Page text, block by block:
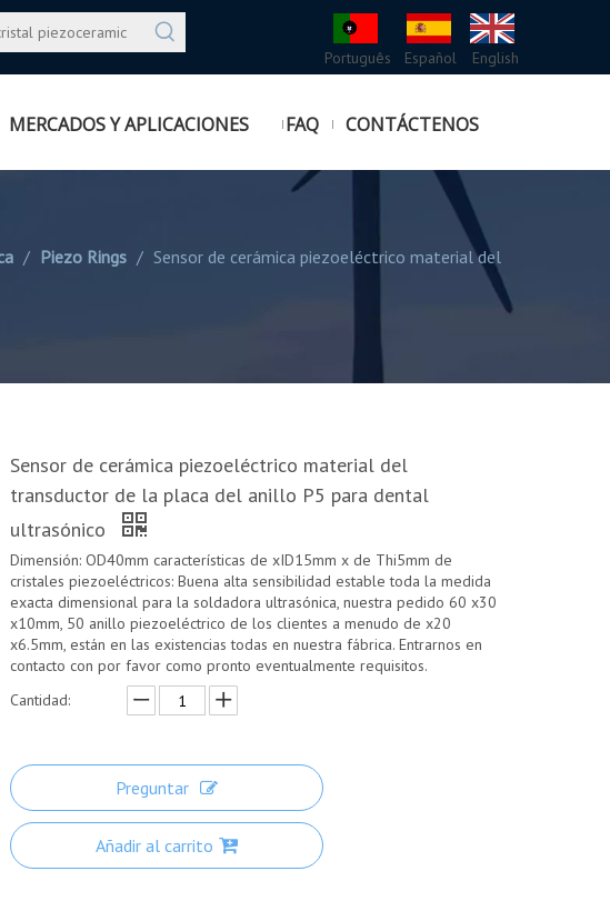
Português Español English
MERCADOS Y APLICACIONES FAQ CONTÁCTENOS
/ Piezo Rings / Sensor de cerámica piezoeléctrico material del
Sensor de cerámica piezoeléctrico material del
transductor de la placa del anillo P5 para dental
ultrasónico
Dimensión: OD40mm características de xID15mm x de Thi5mm de
cristales piezoeléctricos: Buena alta sensibilidad estable toda la medida
exacta dimensional para la soldadora ultrasónica, nuestra pedido 60 x30
x10mm, 50 anillo piezoeléctrico de los clientes a menudo de x20
x6.5mm, están en las existencias todas en nuestra fábrica. Entrarnos en
contacto con por favor como pronto eventualmente requisitos.
Cantidad:
Preguntar
Añadir al carrito